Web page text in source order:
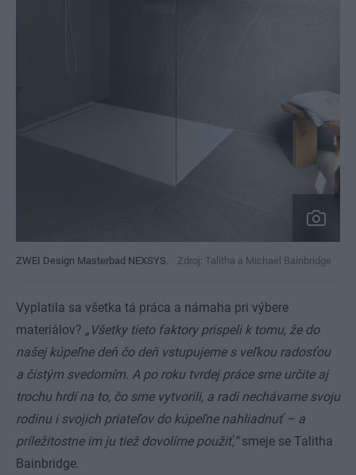
ZWEI Design Masterbad NEXSYS. Zdroj: Talitha a Michael Bainbridge
Vyplatila sa všetka tá práca a námaha pri výbere
materiálov? „Všetky tieto faktory prispeli k tomu, že do
našej kúpeľne deň čo deň vstupujeme s veľkou radosťou
a čistým svedomím. A po roku tvrdej práce sme určite aj
trochu hrdí na to, čo sme vytvorili, a radi nechávame svoju
rodinu i svojich priateľov do kúpeľne nahliadnuť – a
príležitostne im ju tiež dovolíme použiť,“smeje se Talitha
Bainbridge.